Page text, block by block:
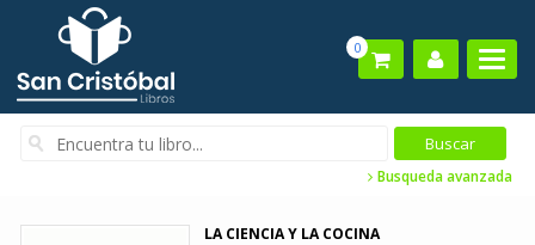
0
Busqueda avanzada
LA CIENCIA Y LA COCINA